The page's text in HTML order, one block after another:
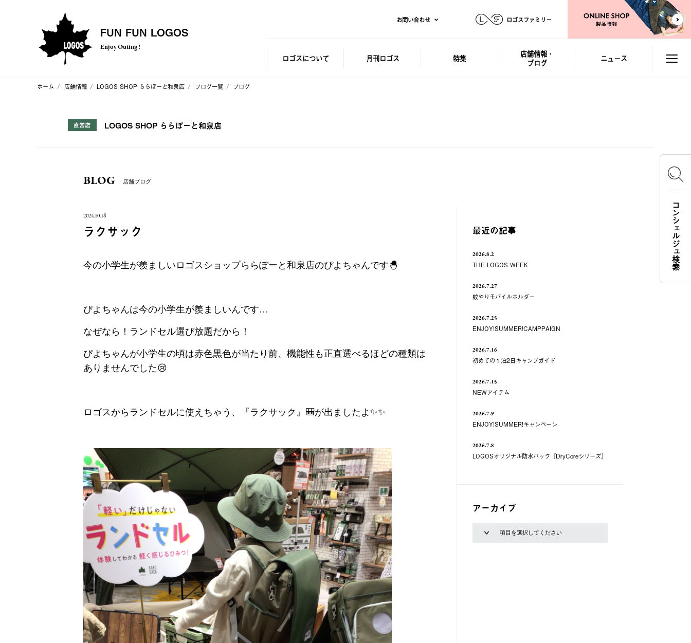
FUN FUN LOGOS
Enjoy Outing !
お問い合わせ ロゴスファミリー
ロゴスについて 月刊ロゴス 特集
店舗情報・
ブログ
ニュース
ホーム 店舗情報 LOGOS SHOP ららぽーと和泉店 ブログ一覧 ブログ
直営店 LOGOS SHOP ららぽーと和泉店
BLOG 店舗ブログ
2024.10.18
ラクサック
今の小学生が羨ましいロゴスショップららぽーと和泉店のぴよちゃんです🐣
ぴよちゃんは今の小学生が羨ましいんです…
なぜなら！ランドセル選び放題だから！
ぴよちゃんが小学生の頃は赤色黒色が当たり前、機能性も正直選べるほどの種類は
ありませんでした😢
ロゴスからランドセルに使えちゃう、『ラクサック』🎒が出ましたよ✨✨
最近の記事
2026.8.2
THE LOGOS WEEK
2026.7.27
蚊やりモバイルホルダー
2026.7.25
ENJOY!SUMMER!CAMPPAIGN
2026.7.16
初めての１泊2日キャンプガイド
2026.7.15
NEWアイテム
2026.7.9
ENJOY!SUMMER!キャンペーン
2026.7.8
LOGOSオリジナル防水バック『DryCoreシリーズ』
アーカイブ
コンシェルジュ検索